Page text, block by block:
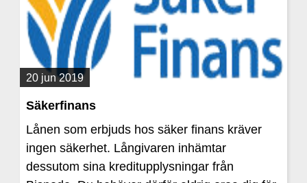
20 jun 2019
Säkerfinans
Lånen som erbjuds hos säker finans kräver
ingen säkerhet. Långivaren inhämtar
dessutom sina kreditupplysningar från